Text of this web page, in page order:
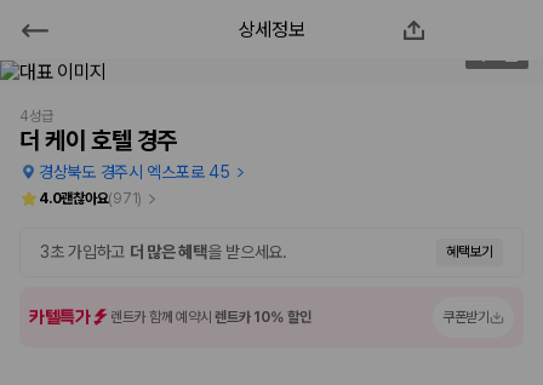
더 케이 호텔 경주
2000만 이용고객이 선택한 제주 렌트카 가격비교 플랫폼
상세정보
4성급
더 케이 호텔 경주
경상북도 경주시 엑스포로 45
4.0괜찮아요(971)
3초 가입하고 더 많은 혜택을 받으세요. 혜택보기
카텔특가 렌트카 함께 예약시렌트카 10% 할인 쿠폰받기